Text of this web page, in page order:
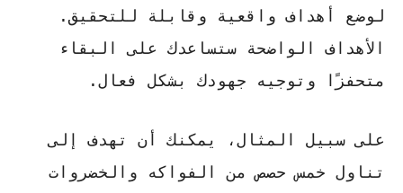
لوضع أهداف واقعية وقابلة للتحقيق.
الأهداف الواضحة ستساعدك على البقاء
متحفزًا وتوجيه جهودك بشكل فعال.
على سبيل المثال، يمكنك أن تهدف إلى
تناول خمس حصص من الفواكه والخضروات